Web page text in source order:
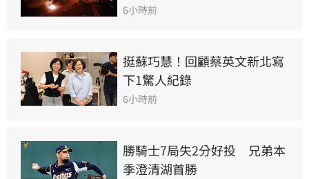
6小時前
挺蘇巧慧！回顧蔡英文新北寫
下1驚人紀錄
6小時前
勝騎士7局失2分好投　兄弟本
季澄清湖首勝